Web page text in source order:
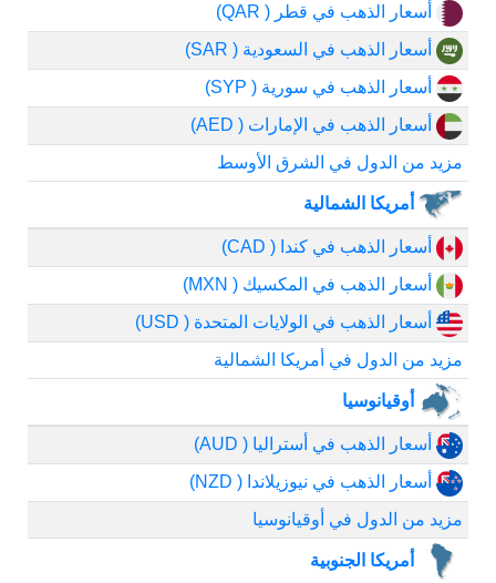
أسعار الذهب في قطر ( QAR)
أسعار الذهب في السعودية ( SAR)
أسعار الذهب في سورية ( SYP)
أسعار الذهب في الإمارات ( AED)
مزيد من الدول في الشرق الأوسط
أمريكا الشمالية
أسعار الذهب في كندا ( CAD)
أسعار الذهب في المكسيك ( MXN)
أسعار الذهب في الولايات المتحدة ( USD)
مزيد من الدول في أمريكا الشمالية
أوقيانوسيا
أسعار الذهب في أستراليا ( AUD)
أسعار الذهب في نيوزيلاندا ( NZD)
مزيد من الدول في أوقيانوسيا
أمريكا الجنوبية